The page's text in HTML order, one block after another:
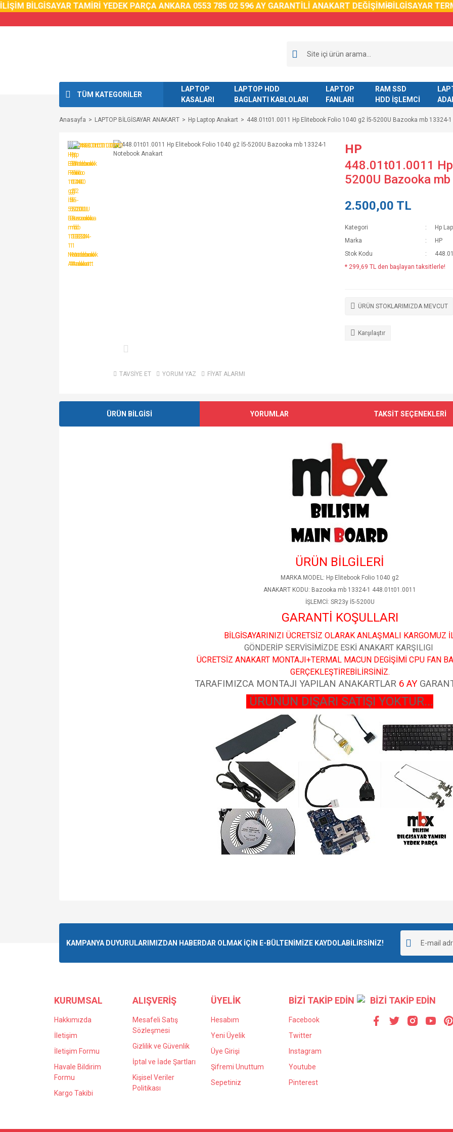
BİLGİSAYAR TAMİRİ YEDEK PARÇA ANKARA 0553 785 02 596 AY GARANTİLİ ANAKART DEĞİŞİMİBİLGİSAYAR
TÜM KATEGORİLER
LAPTOP
KASALARI
LAPTOP HDD
BAGLANTI KABLOLARI
LAPTOP
FANLARI
RAM SSD
HDD İŞLEMCİ
Anasayfa LAPTOP BİLGİSAYAR ANAKART Hp Laptop Anakart 448.01t01.0011 Hp Elitebook Folio 1040 g2 İ5-5200U Bazooka mb 13324-
TAVSİYE ET YORUM YAZ FİYAT ALARMI
HP
448.01t01.0011
5200U Bazooka
2.500,00 TL
Kategori
Hp
Marka
HP
Stok Kodu
* 299,69 TL den başlayan taksitlerle!
ÜRÜN STOKLARIMIZDA MEVCUT
Karşılaştır
ÜRÜN BİLGİSİ YORUMLAR TAKSİT SEÇENEKLERİ
ÜRÜN BİLGİLERİ
MARKA MODEL: Hp Elitebook Folio 1040 g2
ANAKART KODU: Bazooka mb 13324-1 448.01t01.0011
İŞLEMCİ: SR23y İ5-5200U
GARANTİ KOŞULLARI
BİLGİSAYARINIZI ÜCRETSİZ OLARAK ANLAŞMALI KARGOMUZ
GÖNDERİP SERVİSİMİZDE ESKİ ANAKART KARŞILIGI
ÜCRETSİZ ANAKART MONTAJI+TERMAL MACUN DEGİŞİMİ CPU FAN
GERÇEKLEŞTİREBİLİRSİNİZ.
TARAFIMIZCA MONTAJI YAPILAN ANAKARTLAR 6 AY
ÜRÜNÜN DIŞARI SATIŞI YOKTUR...
Yorum Yaz
Ürün açıklamasında eksik bilgiler bulunuyor.
KAMPANYA DUYURULARIMIZDAN HABERDAR OLMAK İÇİN E-BÜLTENİMİZE KAYDOLABİLİRSİNİZ!
KURUMSAL
Hakkımızda
İletişim
İletişim Formu
Havale Bildirim
Formu
Kargo Takibi
ALIŞVERİŞ
Mesafeli Satış
Sözleşmesi
Gizlilik ve Güvenlik
İptal ve İade Şartları
Kişisel Veriler
Politikası
ÜYELİK
Hesabım
Yeni Üyelik
Üye Girişi
Şifremi Unuttum
Sepetiniz
BİZİ TAKİP EDİN
Facebook
Twitter
Instagram
Youtube
Pinterest
BİZİ TAKİP EDİN